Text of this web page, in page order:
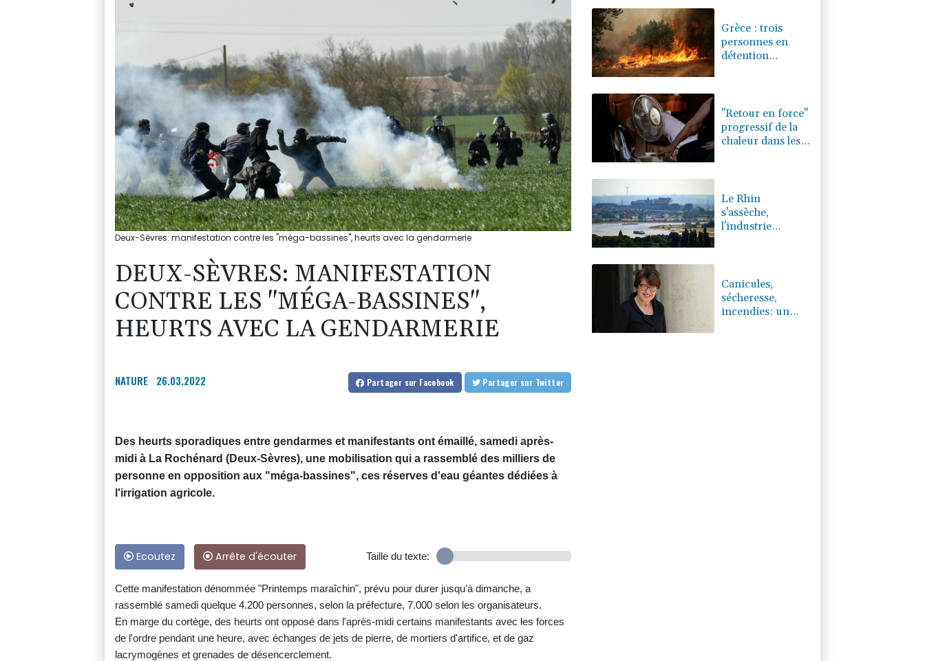
Deux-Sèvres: manifestation contre les "méga-bassines", heurts avec la gendarmerie
DEUX-SÈVRES: MANIFESTATION
CONTRE LES "MÉGA-BASSINES",
HEURTS AVEC LA GENDARMERIE
NATURE 26.03.2022 Partager sur Facebook Partager sur Twitter
Des heurts sporadiques entre gendarmes et manifestants ont émaillé, samedi après-
midi à La Rochénard (Deux-Sèvres), une mobilisation qui a rassemblé des milliers de
personne en opposition aux "méga-bassines", ces réserves d'eau géantes dédiées à
l'irrigation agricole.
Ecoutez Arrête d'écouter Taille du texte:
Cette manifestation dénommée "Printemps maraîchin", prévu pour durer jusqu'à dimanche, a
rassemblé samedi quelque 4.200 personnes, selon la préfecture, 7.000 selon les organisateurs.
En marge du cortège, des heurts ont opposé dans l'après-midi certains manifestants avec les forces
de l'ordre pendant une heure, avec échanges de jets de pierre, de mortiers d'artifice, et de gaz
lacrymogènes et grenades de désencerclement.
Grèce : trois
personnes en
détention
"Retour en force"
progressif de la
chaleur dans les
Le Rhin
s'assèche,
l'industrie
Canicules,
sécheresse,
incendies: un